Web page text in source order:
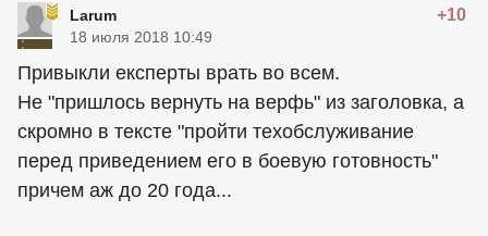
Larum +10
18 июля 2018 10:49
Привыкли експерты врать во всем.
Не "пришлось вернуть на верфь" из заголовка, а
скромно в тексте "пройти техобслуживание
перед приведением его в боевую готовность"
причем аж до 20 года...